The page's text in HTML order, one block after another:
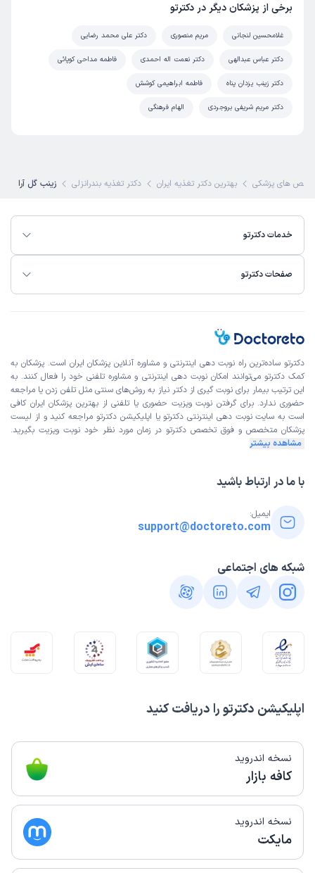
برخی از پزشکان دیگر در دکترتو
غلامحسین لنجانی مریم منصوری دکتر علی محمد رضایی
دکتر عباس عبدالهی دکتر نعمت اله احمدی فاطمه مداحی کوپائی
دکتر زینب یزدان پناه فاطمه ابراهیمی کوشش
دکتر مریم شریفی بروجردی الهام فرهنگی
های پزشکی بهترین دکتر تغذیه ایران دکتر تغذیه بندرانزلی زینب گل آرا
خدمات دکترتو
صفحات دکترتو
اپلیکیشن دکترتو را دریافت کنید
نسخه اندروید
کافه بازار
نسخه اندروید
مایکت
دکترتو ساده‌ترین راه نوبت‌ دهی اینترنتی و مشاوره آنلاین پزشکان ایران است. پزشکان به
کمک دکترتو می‌توانند امکان نوبت دهی اینترنتی و مشاوره تلفنی خود را فعال کنند. به
این ترتیب بیمار برای نوبت گیری از دکتر نیاز به روش‌های سنتی مثل تلفن زدن یا مراجعه
حضوری ندارد. برای گرفتن نوبت ویزیت حضوری یا تلفنی از بهترین پزشکان ایران کافی
است به سایت نوبت دهی اینترنتی دکترتو یا اپلیکیشن دکترتو مراجعه کنید و از لیست
پزشکان متخصص و فوق تخصص دکترتو در زمان مورد نظر خود نوبت ویزیت بگیرید.
مشاهده بیشتر
با ما در ارتباط باشید
ایمیل:
support@doctoreto.com
شبکه های اجتماعی